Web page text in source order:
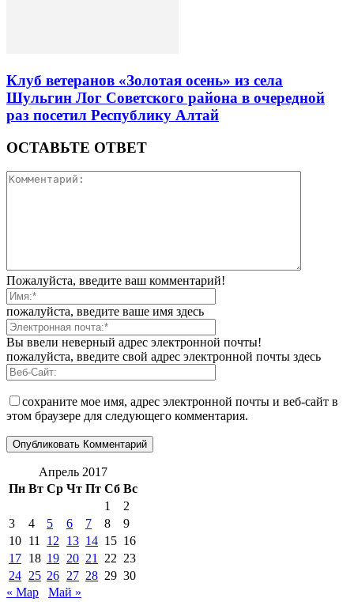
Клуб ветеранов «Золотая осень» из села
Шульгин Лог Советского района в очередной
раз посетил Республику Алтай
ОСТАВЬТЕ ОТВЕТ
Пожалуйста, введите ваш комментарий!
пожалуйста, введите ваше имя здесь
Вы ввели неверный адрес электронной почты!
пожалуйста, введите свой адрес электронной почты здесь
сохраните мое имя, адрес электронной почты и веб-сайт в
этом браузере для следующего комментария.
Апрель 2017
Пн Вт Ср Чт Пт Сб Вс
1
2
3
4 5 6 7 8
9
10 11 12 13 14 15 16
17 18 19 20 21 22 23
24 25 26 27 28 29 30
« Мар
Май »